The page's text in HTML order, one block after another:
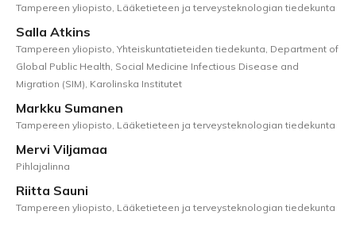
Tampereen yliopisto, Lääketieteen ja terveysteknologian tiedekunta
Salla Atkins
Tampereen yliopisto, Yhteiskuntatieteiden tiedekunta, Department of
Global Public Health, Social Medicine Infectious Disease and
Migration (SIM), Karolinska Institutet
Markku Sumanen
Tampereen yliopisto, Lääketieteen ja terveysteknologian tiedekunta
Mervi Viljamaa
Pihlajalinna
Riitta Sauni
Tampereen yliopisto, Lääketieteen ja terveysteknologian tiedekunta